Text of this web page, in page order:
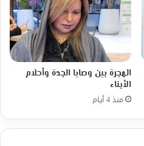
الهجرة بين وصايا الجدة وأحلام
الأبناء
منذ 4 أيام